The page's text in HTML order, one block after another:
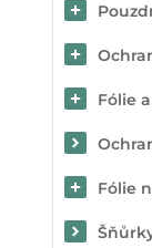
Fólie
Fólie